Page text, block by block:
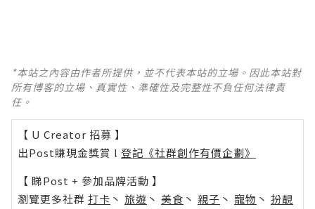
*本站之內容由作者所提供，並不代表本站的立場。因此本站對
所有博客的立場、真實性、準確性及完整性不負任何法律責
任。
【 U Creator 招募 】
出Post賺現金獎賞 l 登記《社群創作有價企劃》
【 睇Post + 參加品牌活動 】
瀏覽更多社群 打卡 丶 旅遊 丶 美食 丶 親子 丶 寵物 丶 扮靚